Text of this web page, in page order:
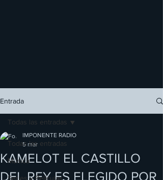
Entrada
Todas las entradas
Música
Series y Películas
Todas las entradas
KAMELOT EL CASTILLO
DEL REY ES ELEGIDO POR
IMPONENTE RADIO
5 mar